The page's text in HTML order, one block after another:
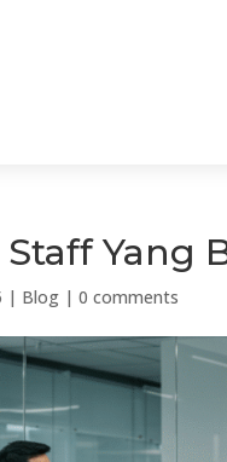
Yang
| Blog |0 comments